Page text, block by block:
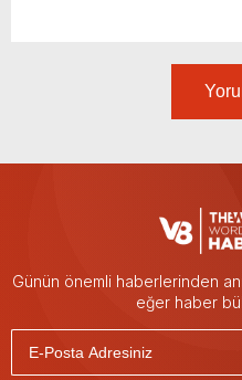
Günün önemli haberlerinden
eğer haber